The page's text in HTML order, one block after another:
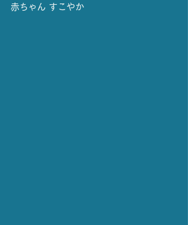
赤ちゃん すこやか